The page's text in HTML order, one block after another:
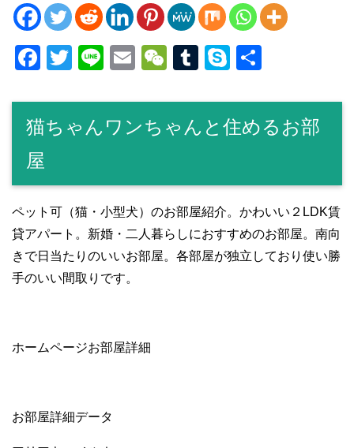
F
c
e
b
o
o
k
T
tt
er
Li
e
E
ail
W
C
h
T
m
bl
S
p
e
猫ちゃんワンちゃんと住めるお部
屋
ペット可（猫・小型犬）のお部屋紹介。かわいい２LDK賃
貸アパート。新婚・二人暮らしにおすすめのお部屋。南向
きで日当たりのいいお部屋。各部屋が独立しており使い勝
手のいい間取りです。
ホームページお部屋詳細
お部屋詳細データ